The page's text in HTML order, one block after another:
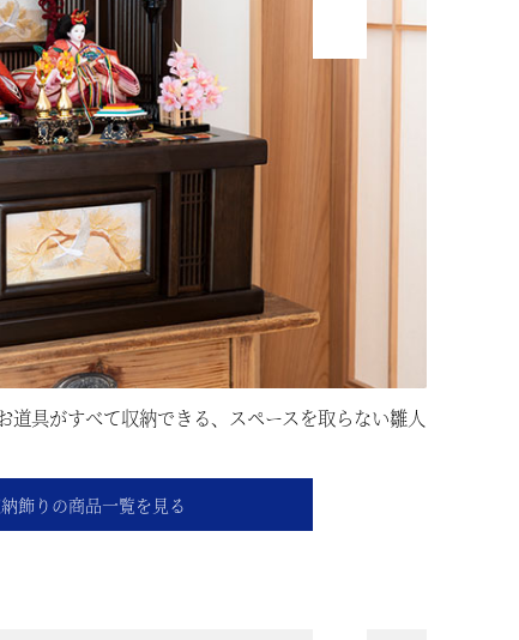
道具がすべて収納できる、スペースを取らない雛人
飾りの商品一覧を見る